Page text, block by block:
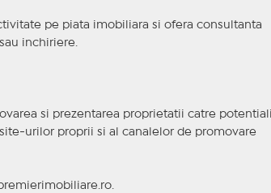
pe piata imobiliara si ofera consultanta
inchiriere.
si prezentarea proprietatii catre potentiali
urilor proprii si al canalelor de promovare